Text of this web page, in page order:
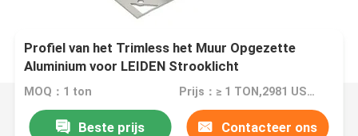
Profiel van het Trimless het Muur Opgezette
Aluminium voor LEIDEN Strooklicht
MOQ：1 ton Prijs：≥ 1 TON,2981 USD; ≥10TON,2691 USD; ≥25TON,2198USD
Beste prijs Contacteer ons